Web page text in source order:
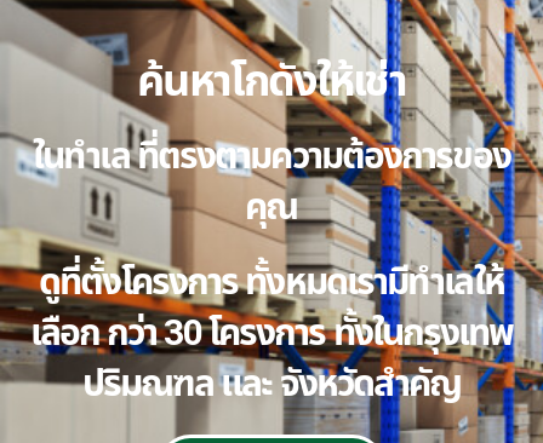
ค้นหาโกดังให้เช่า
ในทำเล ที่ตรงตามความต้องการของ
คุณ
ดูที่ตั้งโครงการ ทั้งหมดเรามีทำเลให้
เลือก กว่า 30 โครงการ ทั้งในกรุงเทพ
ปริมณฑล และ จังหวัดสำคัญ